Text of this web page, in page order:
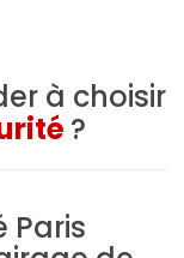
à choisir
?